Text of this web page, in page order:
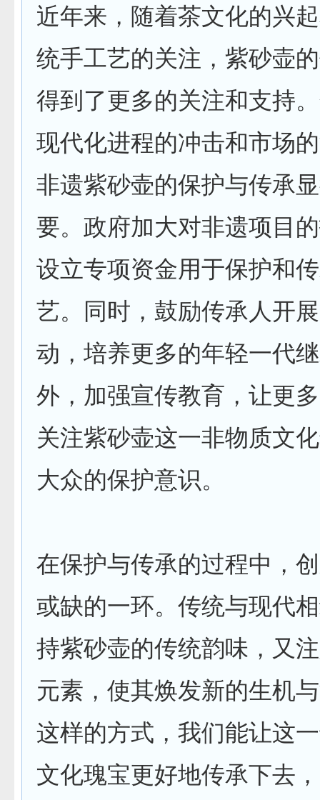
近年来，随着茶文化的兴
统手工艺的关注，紫砂壶
得到了更多的关注和支持
现代化进程的冲击和市场
非遗紫砂壶的保护与传承
要。政府加大对非遗项目
设立专项资金用于保护和
艺。同时，鼓励传承人开
动，培养更多的年轻一代
外，加强宣传教育，让更
关注紫砂壶这一非物质文
大众的保护意识。
在保护与传承的过程中，
或缺的一环。传统与现代
持紫砂壶的传统韵味，又
元素，使其焕发新的生机
这样的方式，我们能让这
文化瑰宝更好地传承下去